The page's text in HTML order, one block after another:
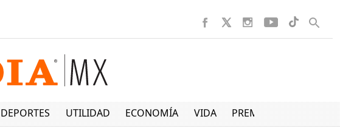
DEPORTES UTILIDAD ECONOMÍA VIDA PREMIUM